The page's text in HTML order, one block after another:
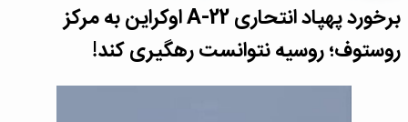
برخورد پهپاد انتحاری A-22 اوکراین به مرکز
روستوف؛ روسیه نتوانست رهگیری کند!